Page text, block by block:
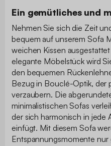
Ein gemütliches und
Nehmen Sie sich die Zeit
bequem auf unserem Sofa
weichen Kissen
elegante Möbelstück wird
den bequemen
Bezug in Bouclé-Optik, der
verzaubern. Die
minimalistischen Sofas
der sich harmonisch in jede
einfügt. Mit diesem Sofa
Entspannungsmomente